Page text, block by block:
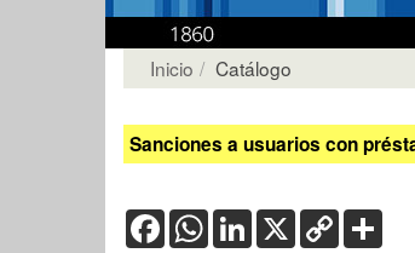
Inicio Catálogo
Sanciones a usuarios con
FacebookWhatsApp
LinkedIn
X Copy
Link